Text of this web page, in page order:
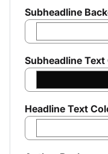
Subheadline
Subheadline Text
Headline Text
Jl. Let.
Rancaekek